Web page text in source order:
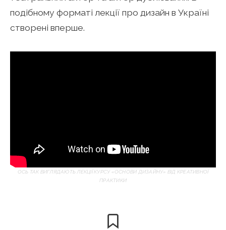
подібному форматі лекції про дизайн в Україні
створені вперше.
ОСЬ ТАК ВИГЛЯДАЮТЬ ЛЕКЦІЇ КУРСУ «ОСНОВИ ДИЗАЙНУ» ВІД КРЕАТИВНОЇ
ПРАКТИКИ